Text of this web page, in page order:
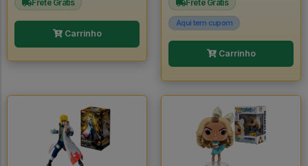
Frete Grátis
Carrinho
Frete Grátis
Aqui tem cupom
Carrinho